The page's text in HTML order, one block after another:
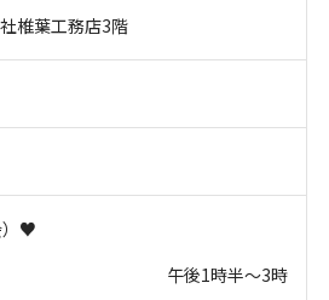
椎葉工務店3階
）♥
日 午後1時半〜3時